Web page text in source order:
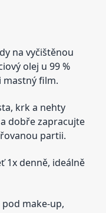
na vyčištěnou
olej u 99 %
mastný film.
krk a nehty
dobře zapracujte
partii.
1x denně, ideálně
make-up,